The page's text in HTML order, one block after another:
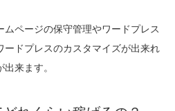
ムページの保守管理やワードプレス
ードプレスのカスタマイズが出来れ
来ます。